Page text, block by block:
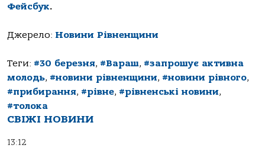
Фейсбук.
Джерело: Новини Рівненщини
Теги: #30 березня, #Вараш, #запрошує активна
молодь, #новини рівненщини, #новини рівного,
#прибирання, #рівне, #рівненські новини,
#толока
СВІЖІ НОВИНИ
13:12